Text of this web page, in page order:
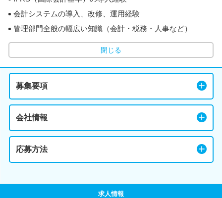
会計システムの導入、改修、運用経験
管理部門全般の幅広い知識（会計・税務・人事など）
閉じる
募集要項
会社情報
応募方法
求人情報